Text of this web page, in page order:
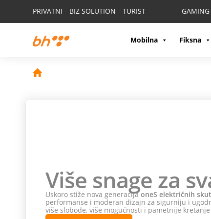
PRIVATNI BIZ SOLUTION TURIST GAMING
Mobilna Fiksna
Više snage za
Uskoro stiže nova generacijaoneS električnih
performanse i moderan dizajn za sigurniju i
više slobode, više mogućnosti i pametnije